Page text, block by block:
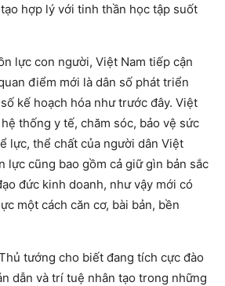
hợp lý với tinh thần học tập suốt
lực con người, Việt Nam tiếp cận
điểm mới là dân số phát triển
kế hoạch hóa như trước đây. Việt
thống y tế, chăm sóc, bảo vệ sức
lực, thể chất của người dân Việt
lực cũng bao gồm cả giữ gìn bản sắc
đức kinh doanh, như vậy mới có
một cách căn cơ, bài bản, bền
tướng cho biết đang tích cực đào
dẫn và trí tuệ nhân tạo trong những